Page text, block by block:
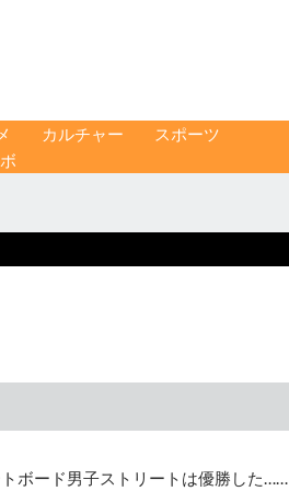
カルチャー
スポーツ
ボード男子ストリートは優勝した……